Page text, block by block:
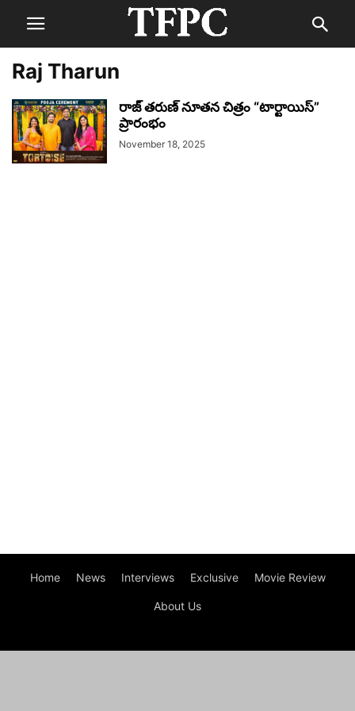
Raj Tharun
రాజ్ తరుణ్ నూతన చిత్రం “టార్టాయిస్”
ప్రారంభం
November 18, 2025
Home News Interviews Exclusive Movie Review
About Us